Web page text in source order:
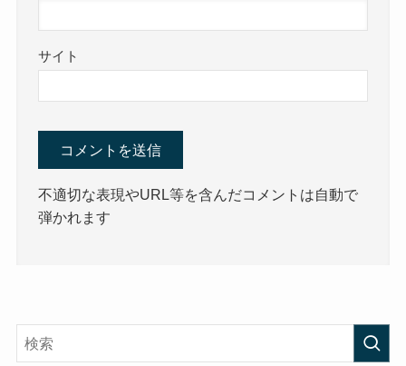
サイト
不適切な表現やURL等を含んだコメントは自動で
弾かれます